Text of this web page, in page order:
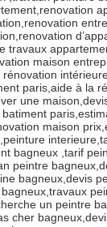
travaux
maison
paris,aide à la
une
maison
bagneux ,tarif
peintre
bagneux,devis
un peintre
cher